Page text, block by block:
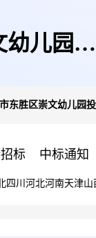
幼儿园投
东胜区崇文幼儿园
标 中标通知
四川 河北河南天津山